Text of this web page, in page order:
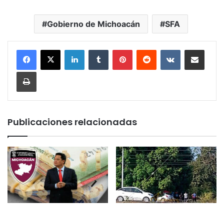
Gobierno de Michoacán SFA
LinkedInTumblr PinterestReddit VKontakteCompartir por
Imprimir
Publicaciones relacionadas